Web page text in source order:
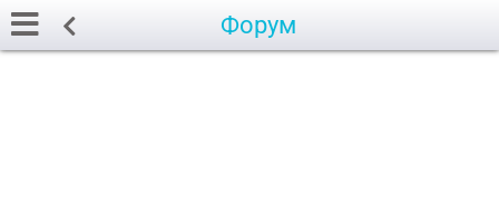
Форум